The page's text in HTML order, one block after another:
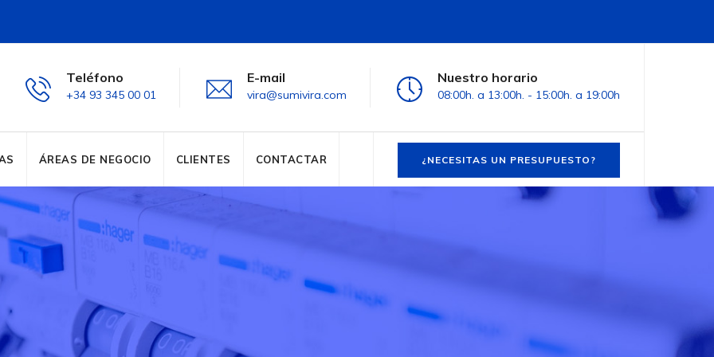
Teléfono
+34 93 345 00 01
E-mail
vira@sumivira.com
Nuestro horario
08:00h. a 13:00h. - 15:00h. a 19:00h
ÁREAS DE NEGOCIO CLIENTES CONTACTAR ¿NECESITAS UN PRESUPUESTO?